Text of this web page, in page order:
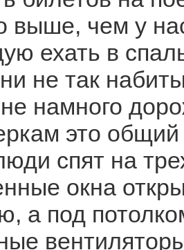
выше, чем у
ехать в
не так
намного
это общий
спят на
окна
а под